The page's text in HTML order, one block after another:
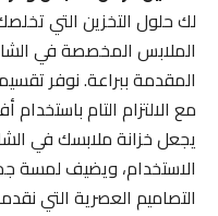
لك حلول التخزين التي
الملابس المخصصة في
المقدمة ببراعة. نوفر
مع الالتزام التام باستخدام
يجعل خزانة ملابسك في
الاستخدام، ويضيف لمسة
التصاميم العصرية التي نقدمها